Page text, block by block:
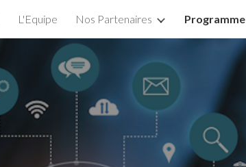
Skip to navigation
L'Equipe Nos Partenaires Programme